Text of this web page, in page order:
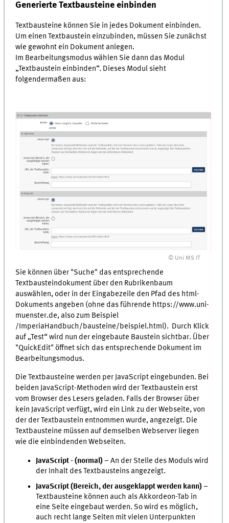
Generierte Textbausteine einbinden
Textbausteine können Sie in jedes Dokument einbinden.
Um einen Textbaustein einzubinden, müssen Sie zunächst
wie gewohnt ein Dokument anlegen.
Im Bearbeitungsmodus wählen Sie dann das Modul
„Textbaustein einbinden“. Dieses Modul sieht
folgendermaßen aus:
© Uni MS IT
Sie können über "Suche" das entsprechende
Textbausteindokument über den Rubrikenbaum
auswählen, oder in der Eingabezeile den Pfad des html-
Dokuments angeben (ohne das führende https://www.uni-
muenster.de, also zum Beispiel
/ImperiaHandbuch/bausteine/beispiel.html). Durch Klick
auf „Test“ wird nun der eingebaute Baustein sichtbar. Über
"QuickEdit" öffnet sich das entsprechende Dokument im
Bearbeitungsmodus.
Die Textbausteine werden per JavaScript eingebunden. Bei
beiden JavaScript-Methoden wird der Textbaustein erst
vom Browser des Lesers geladen. Falls der Browser über
kein JavaScript verfügt, wird ein Link zu der Webseite, von
der der Textbaustein entnommen wurde, angezeigt. Die
Textbausteine müssen auf demselben Webserver liegen
wie die einbindenden Webseiten.
JavaScript - (normal)– An der Stelle des Moduls wird
der Inhalt des Textbausteins angezeigt.
JavaScript (Bereich, der ausgeklappt werden kann)–
Textbausteine können auch als Akkordeon-Tab in
eine Seite eingebaut werden. So wird es möglich,
auch recht lange Seiten mit vielen Unterpunkten